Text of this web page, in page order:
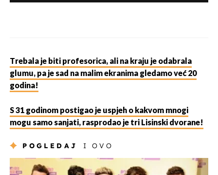
Trebala je biti profesorica, ali na kraju je odabrala
glumu, pa je sad na malim ekranima gledamo već 20
godina!
S 31 godinom postigao je uspjeh o kakvom mnogi
mogu samo sanjati, rasprodao je tri Lisinski dvorane!
POGLEDAJ I OVO